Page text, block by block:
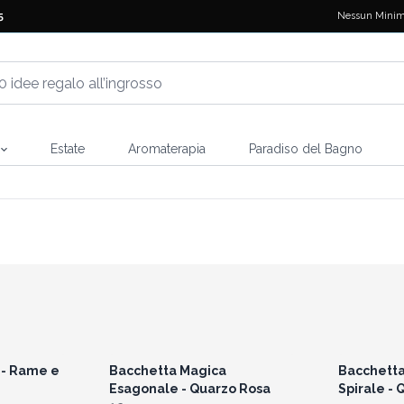
Nessun
Estate Aromaterapia Paradiso del Bagno
Rame e
Bacchetta Magica
Esagonale - Quarzo Rosa
Spirale -